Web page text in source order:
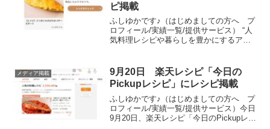
ピ掲載
ふしゆかです♪（はじめましての方へ プ
ロフィール/実績一覧/提供サービス） “人
気料理レシピや暮らしを豊かにするアイ
「さつまいものはちみつチーズボート」
が掲載されまし...
メディア掲載
9月20日 楽天レシピ「今日の
Pickupレシピ」にレシピ掲載
ふしゆかです♪（はじめましての方へ プ
ロフィール/実績一覧/提供サービス）今日
9月20日、楽天レシピ「今日のPickupレシ